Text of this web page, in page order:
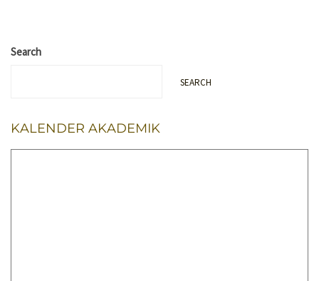
Search
SEARCH
KALENDER AKADEMIK